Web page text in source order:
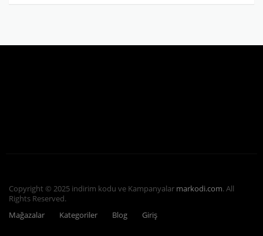
Copyright © 2025 indirim kodu ve Kampanyalar markodi.com. All
Rights Reserved.
Mağazalar
Kategoriler Blog Giriş